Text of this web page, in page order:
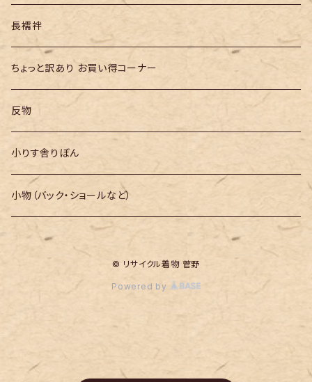
長襦袢
ちょっと訳あり お買い得コーナー
反物
小りす舎りぼん
小物（バック・ショールなど）
© リサイクル着物 菅野
Powered by